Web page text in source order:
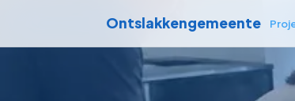
Ontslakkengemeente